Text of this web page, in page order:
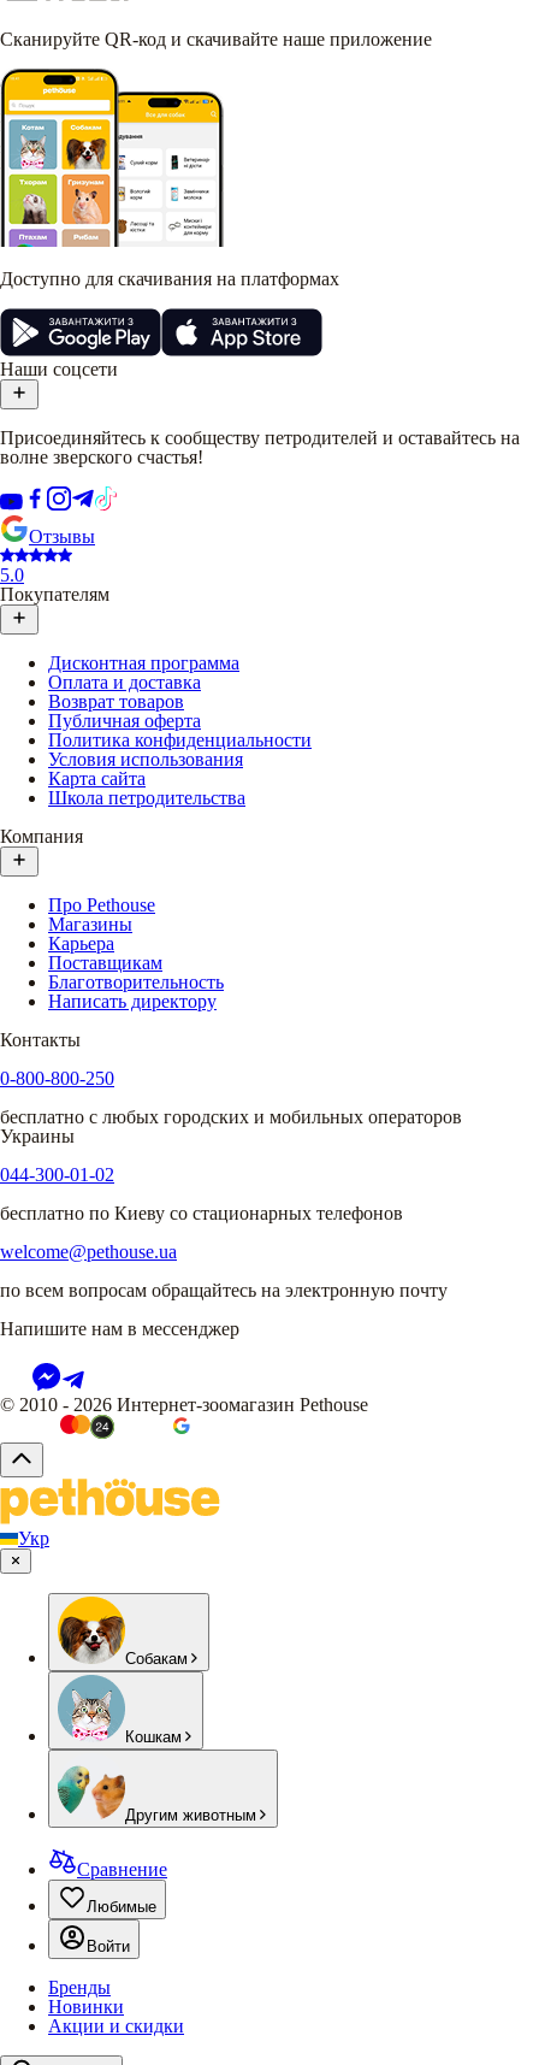
Сканируйте QR-код и скачивайте наше приложение
Доступно для скачивания на платформах
Наши соцсети
Присоединяйтесь к сообществу петродителей и оставайтесь на
волне зверского счастья!
Отзывы
5.0
Покупателям
Дисконтная программа
Оплата и доставка
Возврат товаров
Публичная оферта
Политика конфиденциальности
Условия использования
Карта сайта
Школа петродительства
Компания
Про Pethouse
Магазины
Карьера
Поставщикам
Благотворительность
Написать директору
Контакты
0-800-800-250
бесплатно с любых городских и мобильных операторов
Украины
044-300-01-02
бесплатно по Киеву со стационарных телефонов
welcome@pethouse.ua
по всем вопросам обращайтесь на электронную почту
Напишите нам в мессенджер
© 2010 - 2026 Интернет-зоомагазин Pethouse
Укр
Собакам
Кошкам
Другим животным
Сравнение
Любимые
Войти
Бренды
Новинки
Акции и скидки